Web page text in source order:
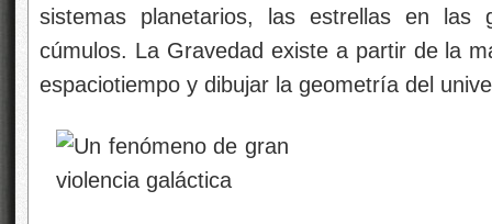
sistemas planetarios, las estrellas en
cúmulos. La Gravedad existe a partir de la
espaciotiempo y dibujar la geometría del